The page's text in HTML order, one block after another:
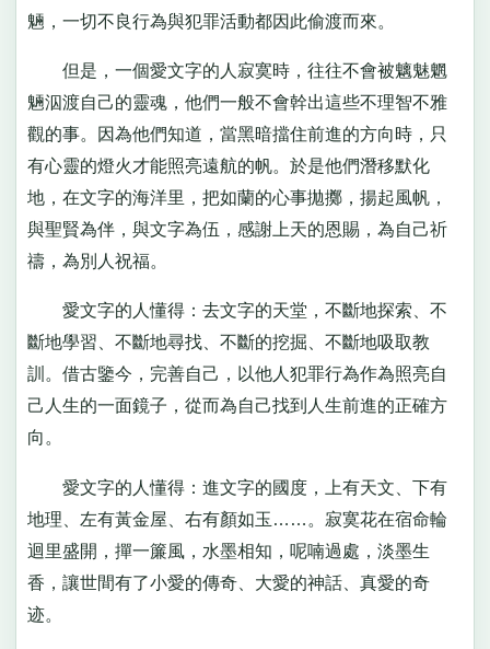
魎，一切不良行為與犯罪活動都因此偷渡而來。
但是，一個愛文字的人寂寞時，往往不會被魑魅魍
魎泅渡自己的靈魂，他們一般不會幹出這些不理智不雅
觀的事。因為他們知道，當黑暗擋住前進的方向時，只
有心靈的燈火才能照亮遠航的帆。於是他們潛移默化
地，在文字的海洋里，把如蘭的心事拋擲，揚起風帆，
與聖賢為伴，與文字為伍，感謝上天的恩賜，為自己祈
禱，為別人祝福。
愛文字的人懂得：去文字的天堂，不斷地探索、不
斷地學習、不斷地尋找、不斷的挖掘、不斷地吸取教
訓。借古鑒今，完善自己，以他人犯罪行為作為照亮自
己人生的一面鏡子，從而為自己找到人生前進的正確方
向。
愛文字的人懂得：進文字的國度，上有天文、下有
地理、左有黃金屋、右有顏如玉……。寂寞花在宿命輪
迴里盛開，撣一簾風，水墨相知，呢喃過處，淡墨生
香，讓世間有了小愛的傳奇、大愛的神話、真愛的奇
迹。